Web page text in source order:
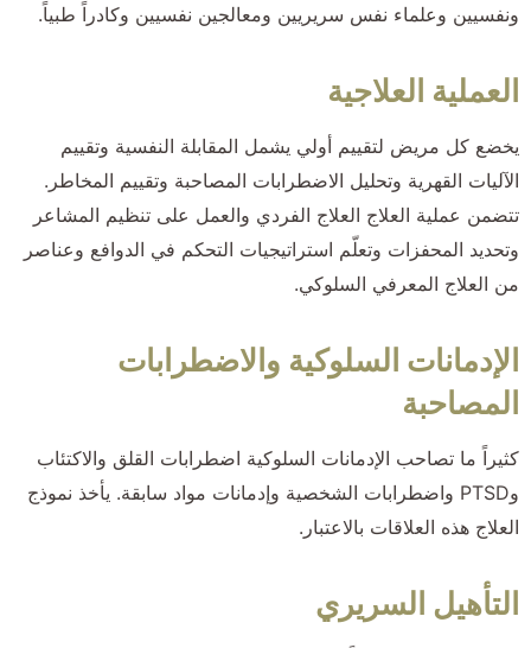
ونفسيين وعلماء نفس سريريين ومعالجين نفسيين وكادراً طبياً.
العملية العلاجية
يخضع كل مريض لتقييم أولي يشمل المقابلة النفسية وتقييم
الآليات القهرية وتحليل الاضطرابات المصاحبة وتقييم المخاطر.
تتضمن عملية العلاج العلاج الفردي والعمل على تنظيم المشاعر
وتحديد المحفزات وتعلّم استراتيجيات التحكم في الدوافع وعناصر
من العلاج المعرفي السلوكي.
الإدمانات السلوكية والاضطرابات
المصاحبة
كثيراً ما تصاحب الإدمانات السلوكية اضطرابات القلق والاكتئاب
وPTSD واضطرابات الشخصية وإدمانات مواد سابقة. يأخذ نموذج
العلاج هذه العلاقات بالاعتبار.
التأهيل السريري